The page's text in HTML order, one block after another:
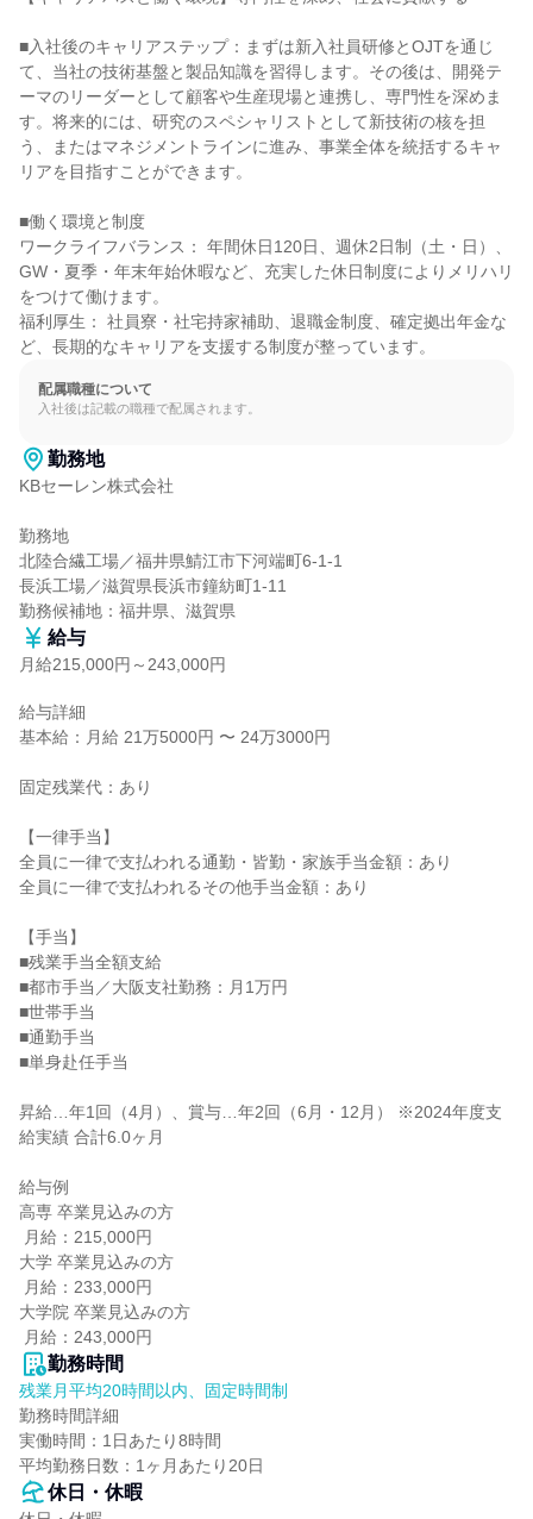
■入社後のキャリアステップ：まずは新入社員研修とOJTを通じ
て、当社の技術基盤と製品知識を習得します。その後は、開発テ
ーマのリーダーとして顧客や生産現場と連携し、専門性を深めま
す。将来的には、研究のスペシャリストとして新技術の核を担
う、またはマネジメントラインに進み、事業全体を統括するキャ
リアを目指すことができます。
■働く環境と制度
ワークライフバランス： 年間休日120日、週休2日制（土・日）、
GW・夏季・年末年始休暇など、充実した休日制度によりメリハリ
をつけて働けます。
福利厚生： 社員寮・社宅持家補助、退職金制度、確定拠出年金な
ど、長期的なキャリアを支援する制度が整っています。
配属職種について
入社後は記載の職種で配属されます。
勤務地
KBセーレン株式会社
勤務地
北陸合繊工場／福井県鯖江市下河端町6-1-1
長浜工場／滋賀県長浜市鐘紡町1-11
勤務候補地：福井県、滋賀県
給与
月給215,000円～243,000円
給与詳細
基本給：月給 21万5000円 〜 24万3000円
固定残業代：あり
【一律手当】
全員に一律で支払われる通勤・皆勤・家族手当金額：あり
全員に一律で支払われるその他手当金額：あり
【手当】
■残業手当全額支給
■都市手当／大阪支社勤務：月1万円
■世帯手当
■通勤手当
■単身赴任手当
昇給…年1回（4月）、賞与…年2回（6月・12月） ※2024年度支
給実績 合計6.0ヶ月
給与例
高専 卒業見込みの方
大学 卒業見込みの方
大学院 卒業見込みの方
月給：243,000円
勤務時間
残業月平均20時間以内、固定時間制
勤務時間詳細
実働時間：1日あたり8時間
平均勤務日数：1ヶ月あたり20日
休日・休暇